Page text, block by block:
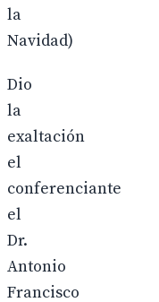
la
Navidad)
Dio
la
exaltación
el
conferenciante
el
Dr.
Antonio
Francisco